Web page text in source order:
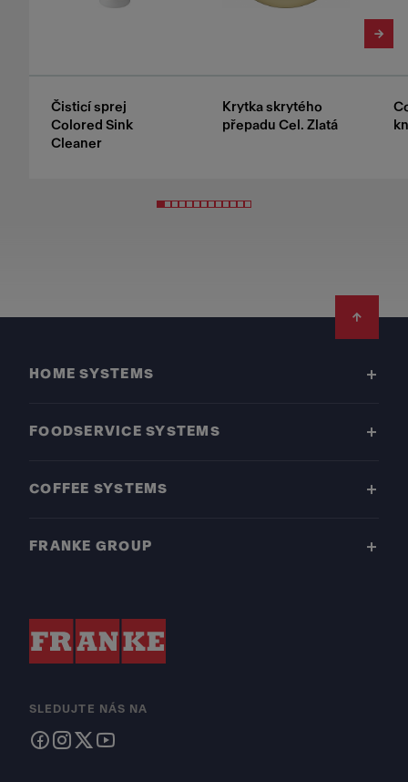
Čisticí sprej
Colored Sink
Cleaner
Krytka skrytého
přepadu Cel. Zlatá
HOME SYSTEMS
FOODSERVICE SYSTEMS
COFFEE SYSTEMS
FRANKE GROUP
SLEDUJTE NÁS NA